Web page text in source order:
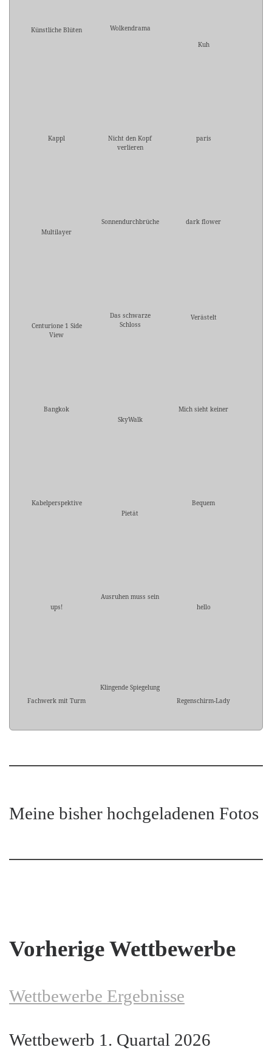
Künstliche Blüten
Wolkendrama
Kuh
Kappl
Nicht den Kopf
verlieren
paris
Multilayer
Sonnendurchbrüche dark flower
Centurione 1 Side
View
Das schwarze
Schloss
Verästelt
Bangkok
SkyWalk
Mich sieht keiner
Kabelperspektive
Pietät
Bequem
ups!
Ausruhen muss sein
hello
Fachwerk mit Turm
Klingende Spiegelung
Regenschirm-Lady
Meine bisher hochgeladenen Fotos
Vorherige Wettbewerbe
Wettbewerbe Ergebnisse
Wettbewerb 1. Quartal 2026